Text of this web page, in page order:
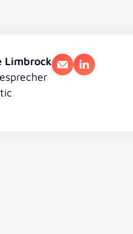
Limbrock
E-MailLinkedIn